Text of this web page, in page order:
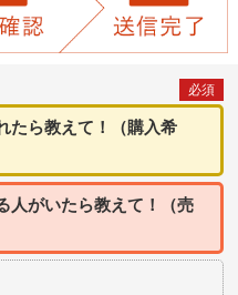
必須
たら教えて！（購入希
人がいたら教えて！（売